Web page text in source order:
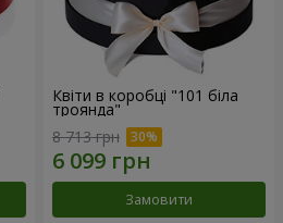
Квіти в коробці "101 біла
троянда"
8 713 грн
Замовити